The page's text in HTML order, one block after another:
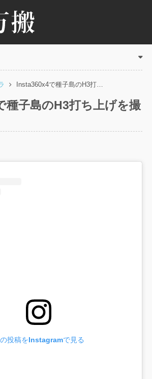
Insta360x4で種子島のH3打…
種子島のH3打ち上げを撮
投稿をInstagramで見る